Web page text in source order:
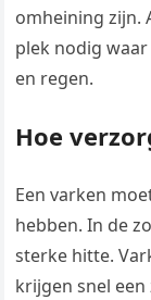
omheining zijn.
plek nodig
en regen.
Hoe
Een varken
hebben. In de
sterke hitte.
krijgen snel